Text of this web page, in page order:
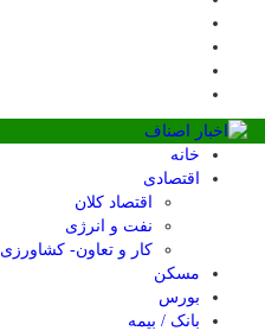
خانه
اقتصادی
اقتصاد کلان
نفت و انرژی
کار و تعاون- کشاورزی
مسکن
بورس
بانک / بیمه